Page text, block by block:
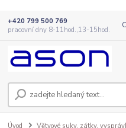
+420 799 500 769
pracovní dny 8-11hod.,13-15hod.
Úvod Větvové suky, zátky,